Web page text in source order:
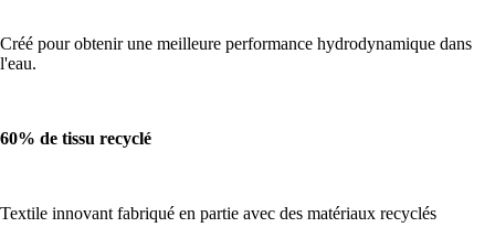
Créé pour obtenir une meilleure performance hydrodynamique dans
l'eau.
60% de tissu recyclé
Textile innovant fabriqué en partie avec des matériaux recyclés